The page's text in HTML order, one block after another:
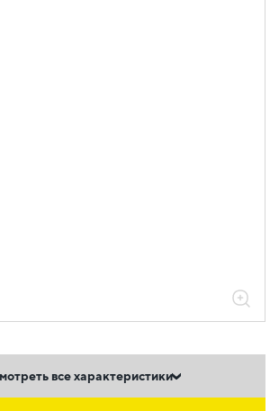
все характеристики